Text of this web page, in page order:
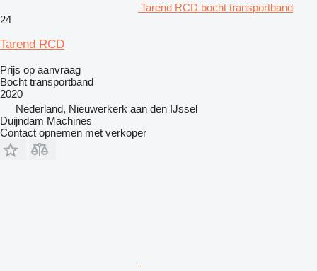
Tarend RCD bocht transportband
24
Tarend RCD
Prijs op aanvraag
Bocht transportband
2020
Nederland, Nieuwerkerk aan den IJssel
Duijndam Machines
Contact opnemen met verkoper